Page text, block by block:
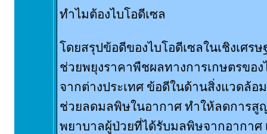
ทำไมต้องไบโอดีเซล
โดยสรุปข้อดีของไบโอดีเซลในเชิงเศร
ช่วยพยุงราคาพืชผลทางการเกษตรขอ
จากต่างประเทศ ข้อดีในด้านสิ่งแวดล้
ช่วยลดมลพิษในอากาศ ทำให้ลดการสู
พยาบาลผู้ป่วยที่ได้รับมลพิษจากอากาศ